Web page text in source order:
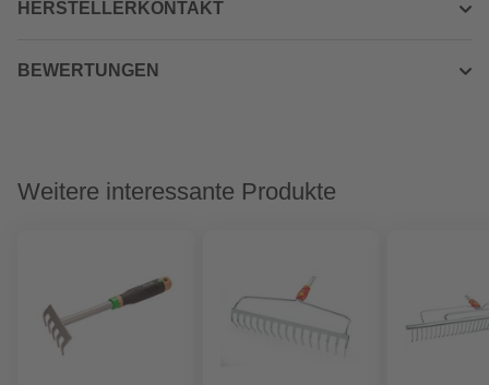
HERSTELLERKONTAKT
BEWERTUNGEN
Weitere interessante Produkte